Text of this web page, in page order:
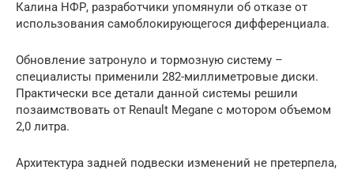
Калина НФР, разработчики упомянули об отказе от
использования самоблокирующегося дифференциала.
Обновление затронуло и тормозную систему –
специалисты применили 282-миллиметровые диски.
Практически все детали данной системы решили
позаимствовать от Renault Megane с мотором объемом
2,0 литра.
Архитектура задней подвески изменений не претерпела,